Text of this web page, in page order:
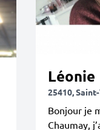
Léonie
25410,
Bonjour je
Chaumay,